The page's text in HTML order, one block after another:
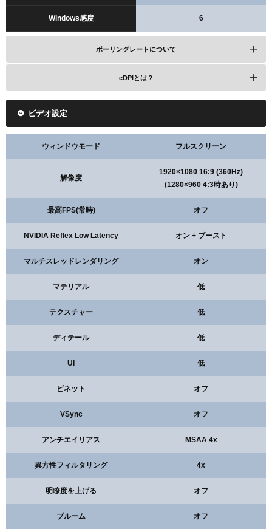
Windows感度 6
ポーリングレートについて
eDPIとは？
ビデオ設定
ウィンドウモード フルスクリーン
解像度
1920×1080 16:9 (360Hz)
(1280×960 4:3時あり)
最高FPS(常時) オフ
NVIDIA Reflex Low Latency オン + ブースト
マルチスレッドレンダリング オン
マテリアル 低
テクスチャー 低
ディテール 低
UI 低
ビネット オフ
VSync オフ
アンチエイリアス MSAA 4x
異方性フィルタリング 4x
明瞭度を上げる オフ
ブルーム オフ